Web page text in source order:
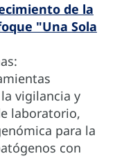
de la
"Una Sola
vigilancia y
laboratorio,
para la
con